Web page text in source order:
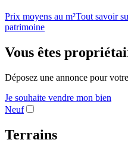
Prix moyens au m²Tout savoir
patrimoine
Vous êtes
Déposez une annonce pour
Je souhaite vendre mon bien
Neuf
Terrains